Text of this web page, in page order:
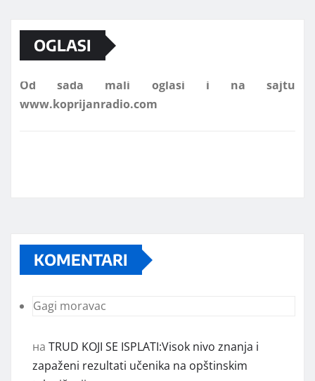
OGLASI
Od sada mali oglasi i na sajtu
KOMENTARI
Gagi moravac
на TRUD KOJI SE ISPLATI:Visok nivo znanja i
zapaženi rezultati učenika na opštinskim